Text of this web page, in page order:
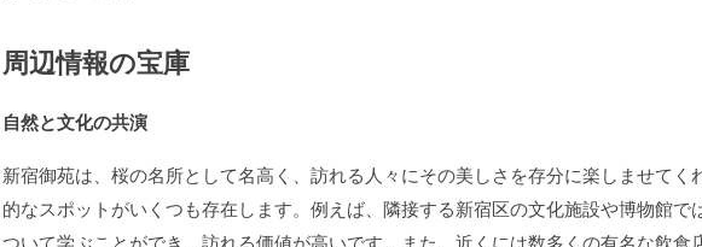
周辺情報の宝庫
自然と文化の共演
新宿御苑は、桜の名所として名高く、訪れる人々にその美しさを存分に楽しませてく
的なスポットがいくつも存在します。例えば、隣接する新宿区の文化施設や博物館で
ついて学ぶことができ、訪れる価値が高いです。また、近くには数多くの有名な飲食